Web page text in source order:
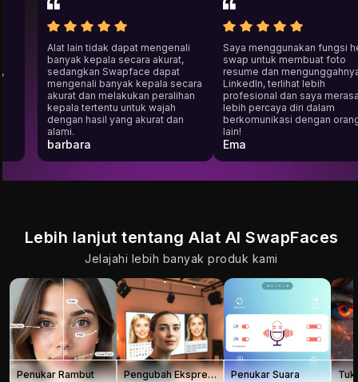
Alat lain tidak dapat mengenali
banyak kepala secara akurat,
sedangkan Swapface dapat
mengenali banyak kepala secara
akurat dan melakukan peralihan
kepala tertentu untuk wajah
dengan hasil yang akurat dan
alami.
barbara
Saya menggunakan
swap untuk membuat
resume dan
LinkedIn, terlihat lebih
profesional dan saya
lebih percaya diri dalam
berkomunikasi dengan
Lebih lanjut tentang Alat AI SwapFaces
Jelajahi lebih banyak produk kami
Penukar Rambut Pengubah Ekspresi Wajah Penukar Suara